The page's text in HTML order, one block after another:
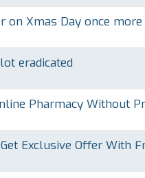
on Xmas Day once
eradicated
Pharmacy Without
Exclusive Offer With